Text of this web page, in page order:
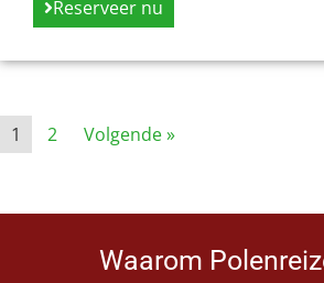
Reserveer nu
1 2 Volgende »
Waarom